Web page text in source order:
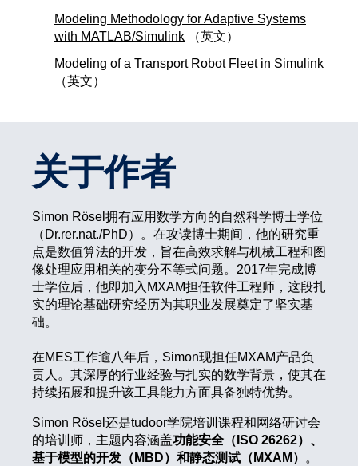
Modeling Methodology for Adaptive Systems
with MATLAB/Simulink （英文）
Modeling of a Transport Robot Fleet in Simulink
（英文）
关于作者
Simon Rösel拥有应用数学方向的自然科学博士学位
（Dr.rer.nat./PhD）。在攻读博士期间，他的研究重
点是数值算法的开发，旨在高效求解与机械工程和图
像处理应用相关的变分不等式问题。2017年完成博
士学位后，他即加入MXAM担任软件工程师，这段扎
实的理论基础研究经历为其职业发展奠定了坚实基
础。
在MES工作逾八年后，Simon现担任MXAM产品负
责人。其深厚的行业经验与扎实的数学背景，使其在
持续拓展和提升该工具能力方面具备独特优势。
Simon Rösel还是tudoor学院培训课程和网络研讨会
的培训师，主题内容涵盖功能安全（ISO 26262）、
基于模型的开发（MBD）和静态测试（MXAM）
。